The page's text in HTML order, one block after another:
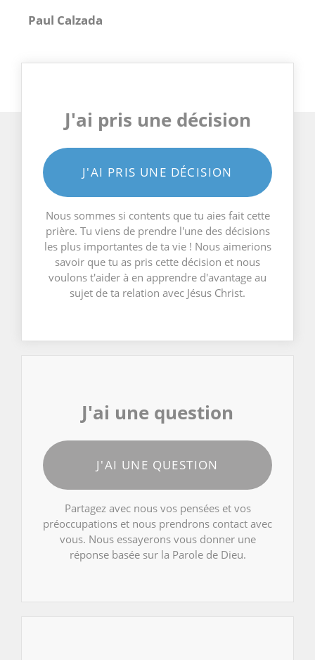
Paul Calzada
J'ai pris une décision
J'AI PRIS UNE DÉCISION
Nous sommes si contents que tu aies fait cette
prière. Tu viens de prendre l'une des décisions
les plus importantes de ta vie ! Nous aimerions
savoir que tu as pris cette décision et nous
voulons t'aider à en apprendre d'avantage au
sujet de ta relation avec Jésus Christ.
J'ai une question
J'AI UNE QUESTION
Partagez avec nous vos pensées et vos
préoccupations et nous prendrons contact avec
vous. Nous essayerons vous donner une
réponse basée sur la Parole de Dieu.